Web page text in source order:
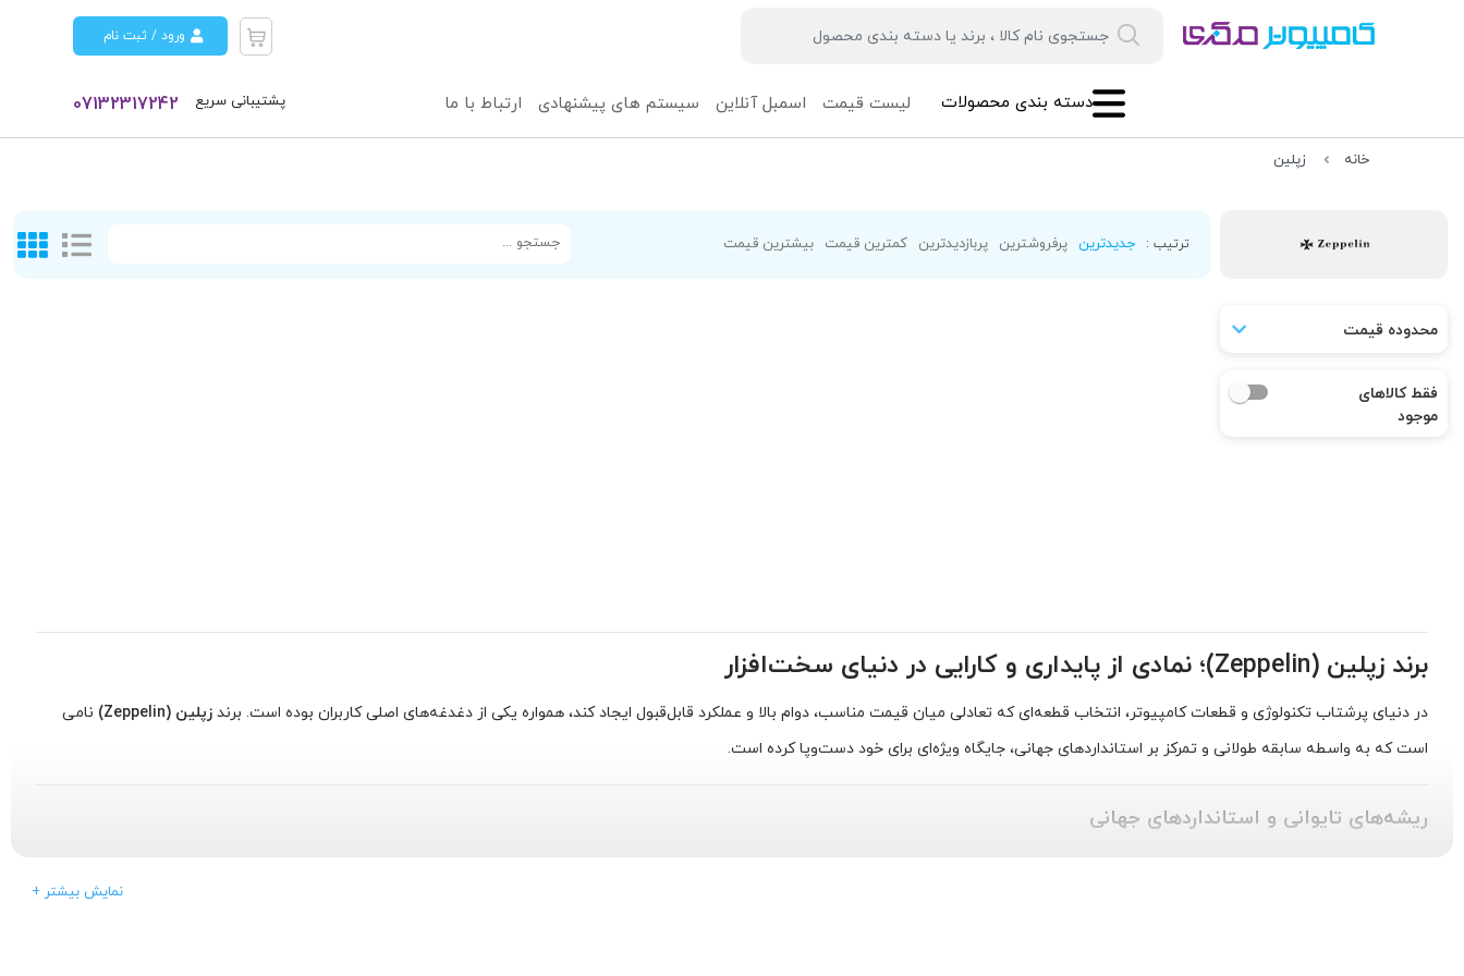
ورود / ثبت نام
07132317242 پشتیبانی سریع لیست قیمت اسمبل آنلاین سیستم های پیشنهادی ارتباط با ما دسته بندی محصولات
خانه زپلین
ترتیب : جدیدترین پرفروشترین پربازدیدترین کمترین قیمت بیشترین قیمت
محدوده قیمت
فقط کالاهای
موجود
برند زپلین (Zeppelin)؛ نمادی از پایداری و کارایی در دنیای سخت‌افزار
در دنیای پرشتاب تکنولوژی و قطعات کامپیوتر، انتخاب قطعه‌ای که تعادلی میان قیمت مناسب، دوام بالا و عملکرد قابل‌قبول ایجاد کند، همواره یکی از دغدغه‌های اصلی کاربران بوده است. برند زپلین (Zeppelin)
نامی
است که به واسطه سابقه طولانی و تمرکز بر استانداردهای جهانی، جایگاه ویژه‌ای برای خود دست‌وپا کرده است.
ریشه‌های تایوانی و استانداردهای جهانی
+ نمایش بیشتر